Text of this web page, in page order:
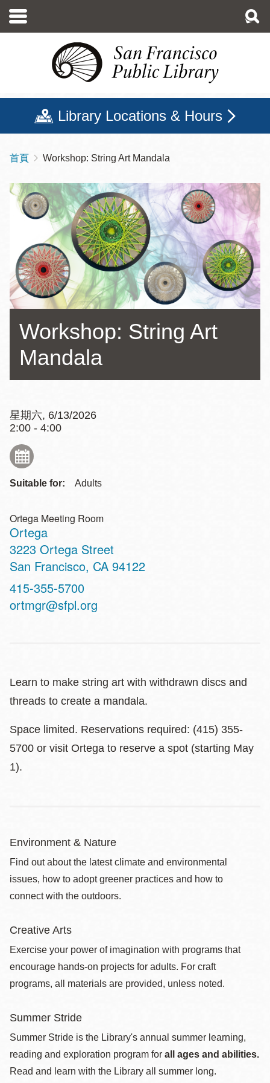
至
Library Locations & Hours
導
航
連
首頁 Workshop: String Art Mandala
Workshop: String Art
Mandala
星期六, 6/13/2026
2:00 - 4:00
Suitable for: Adults
Ortega Meeting Room
Ortega
Address
3223 Ortega Street
San Francisco, CA 94122
Contact
Telephone
415-355-5700
ortmgr@sfpl.org
Learn to make string art with withdrawn discs and
threads to create a mandala.
Space limited. Reservations required: (415) 355-
5700 or visit Ortega to reserve a spot (starting May
1).
Environment & Nature
Find out about the latest climate and environmental
issues, how to adopt greener practices and how to
connect with the outdoors.
Creative Arts
Exercise your power of imagination with programs that
encourage hands-on projects for adults. For craft
programs, all materials are provided, unless noted.
Summer Stride
Summer Stride is the Library's annual summer learning,
reading and exploration program for all ages and abilities.
Read and learn with the Library all summer long.